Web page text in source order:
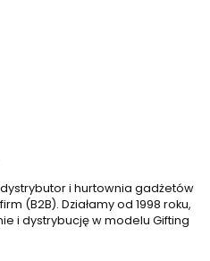
i hurtownia gadżetów
(B2B). Działamy od 1998 roku,
i dystrybucję w modelu Gifting